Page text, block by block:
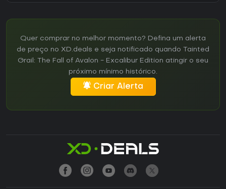
Quer comprar no melhor momento? Defina um alerta
de preço no XD.deals e seja notificado quando Tainted
Grail: The Fall of Avalon - Excalibur Edition atingir o seu
próximo mínimo histórico.
Criar Alerta